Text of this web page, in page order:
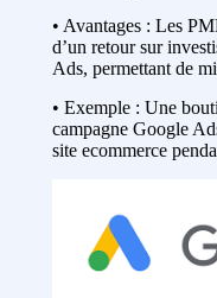
• Avantages : Les
d’un retour sur
Ads, permettant de
• Exemple : Une
campagne Google
site ecommerce